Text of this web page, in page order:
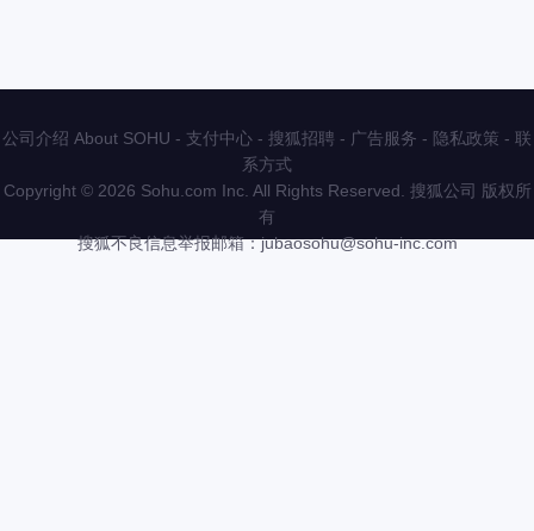
公司介绍 About SOHU - 支付中心 - 搜狐招聘 - 广告服务 - 隐私政策 - 联
系方式
Copyright © 2026 Sohu.com Inc. All Rights Reserved. 搜狐公司 版权所
有
搜狐不良信息举报邮箱：jubaosohu@sohu-inc.com